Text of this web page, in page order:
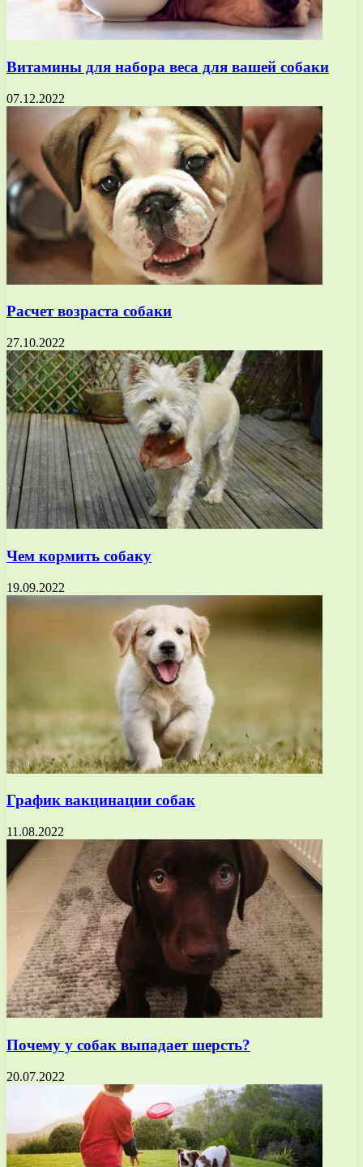
Витамины для набора веса для вашей собаки
07.12.2022
Расчет возраста собаки
27.10.2022
Чем кормить собаку
19.09.2022
График вакцинации собак
11.08.2022
Почему у собак выпадает шерсть?
20.07.2022